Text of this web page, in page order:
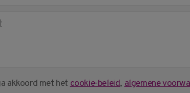
akkoord met hetcookie-beleid,algemene